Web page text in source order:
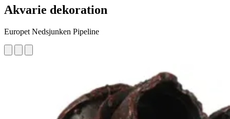
Akvarie dekoration
Europet Nedsjunken Pipeline